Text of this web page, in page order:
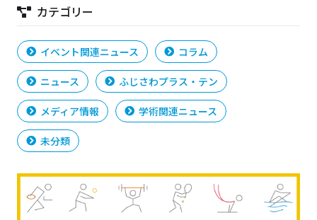
カテゴリー
イベント関連ニュース コラム
ニュース ふじさわプラス・テン
メディア情報 学術関連ニュース
未分類